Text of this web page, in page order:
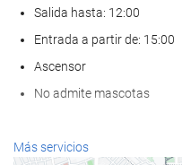
Salida hasta: 12:00
Entrada a partir de: 15:00
Ascensor
No admite mascotas
Bienestar
Más servicios